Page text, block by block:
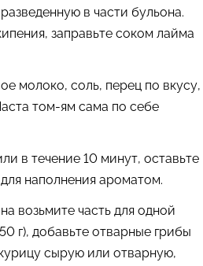
в части бульона.
заправьте соком лайма
молоко, соль, перец по вкусу,
том-ям сама по себе
в течение 10 минут, оставьте
наполнения ароматом.
возьмите часть для одной
г), добавьте отварные грибы
сырую или отварную,